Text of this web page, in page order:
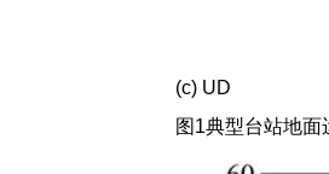
(c) UD
图1典型台站地面